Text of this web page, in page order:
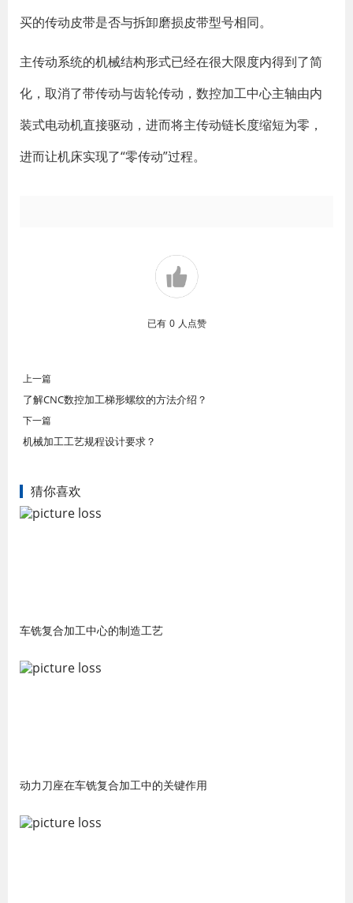
买的传动皮带是否与拆卸磨损皮带型号相同。
主传动系统的机械结构形式已经在很大限度内得到了简
化，取消了带传动与齿轮传动，数控加工中心主轴由内
装式电动机直接驱动，进而将主传动链长度缩短为零，
进而让机床实现了“零传动”过程。
已有 0 人点赞
上一篇
了解CNC数控加工梯形螺纹的方法介绍？
下一篇
机械加工工艺规程设计要求？
猜你喜欢
车铣复合加工中心的制造工艺
动力刀座在车铣复合加工中的关键作用